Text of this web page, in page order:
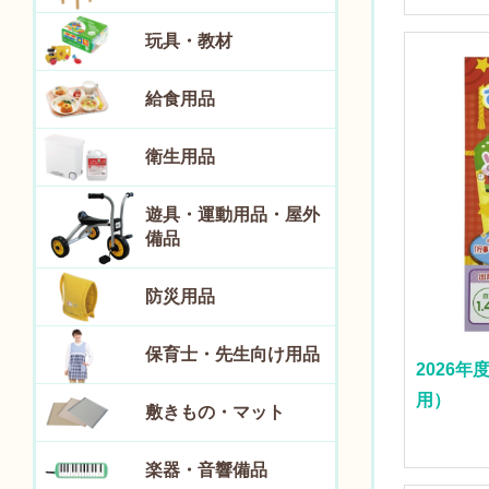
2026年
用）
玩具・教材
給食用品
衛生用品
遊具・運動用品・屋外
備品
防災用品
保育士・先生向け用品
敷きもの・マット
楽器・音響備品